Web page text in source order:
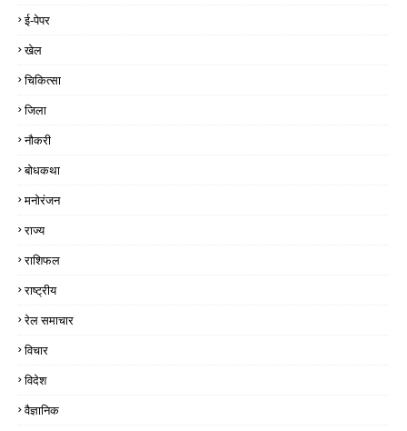
ई-पेपर
खेल
चिकित्सा
जिला
नौकरी
बोधकथा
मनोरंजन
राज्य
राशिफल
राष्ट्रीय
रेल समाचार
विचार
विदेश
वैज्ञानिक